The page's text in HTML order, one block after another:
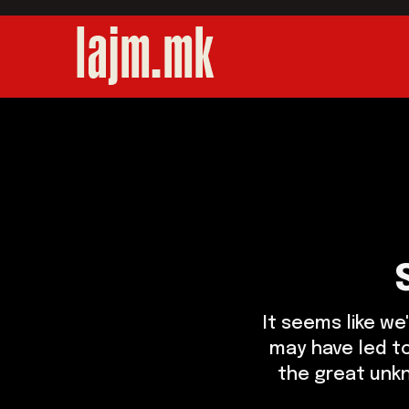
It seems like
may have led
the great